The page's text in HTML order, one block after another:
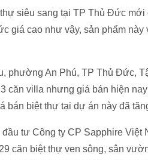
siêu sang tại TP Thủ Đức
giá cao như vậy, sản phẩm
phường An Phú, TP Thủ Đức,
căn villa nhưng giá bán hiện
bán biệt thự tại dự án này đã
tư Công ty CP Sapphire Việt
căn biệt thự ven sông, sân